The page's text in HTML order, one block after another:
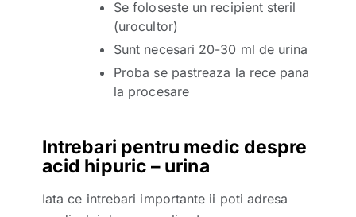
Se foloseste un recipient steril
(urocultor)
Sunt necesari 20-30 ml de urina
Proba se pastreaza la rece pana
la procesare
Intrebari pentru medic despre
acid hipuric – urina
Iata ce intrebari importante ii poti adresa